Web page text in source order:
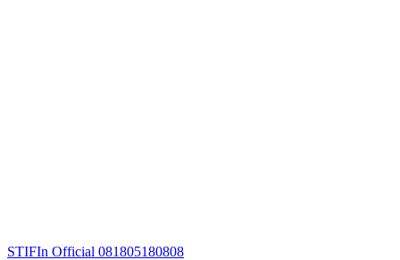
STIFIn Official 081805180808